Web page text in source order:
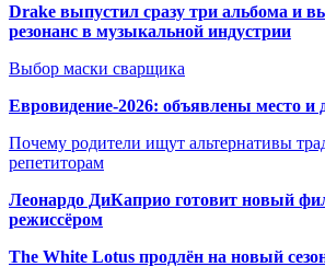
Drake выпустил сразу три альбома и
резонанс в музыкальной индустрии
Выбор маски сварщика
Евровидение-2026: объявлены место и
Почему родители ищут альтернативы
репетиторам
Леонардо ДиКаприо готовит новый
режиссёром
The White Lotus продлён на новый